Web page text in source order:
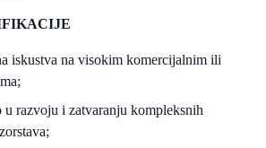
iskustva na visokim komercijalnim ili
u razvoju i zatvaranju kompleksnih